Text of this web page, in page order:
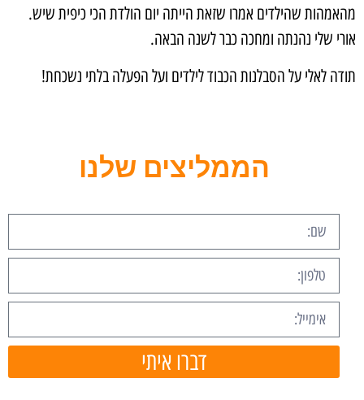
מהאמהות שהילדים אמרו שזאת הייתה יום הולדת הכי כיפית שיש.
אורי שלי נהנתה ומחכה כבר לשנה הבאה.
תודה לאלי על הסבלנות הכבוד לילדים ועל הפעלה בלתי נשכחת!
הממליצים שלנו
דברו איתי